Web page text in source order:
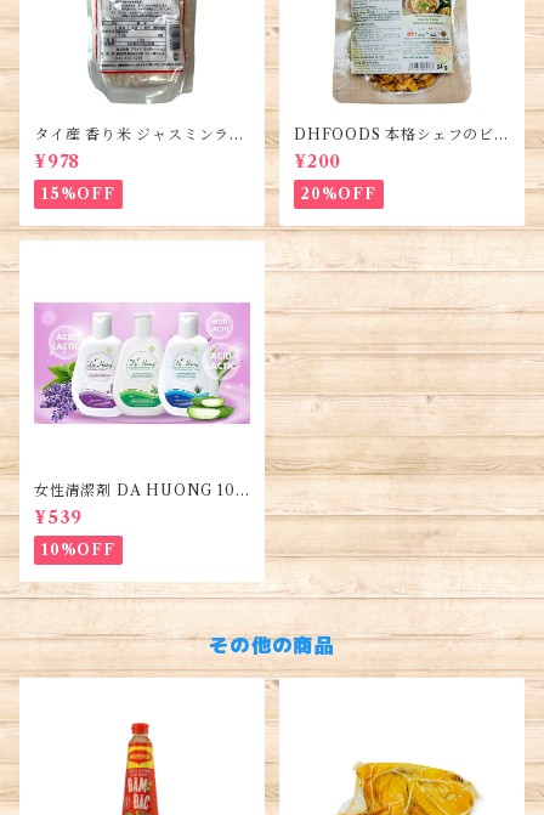
タイ産 香り米 ジャスミンライ
ス450g (2袋)・Thai Jasmine
Rice・Gao Thai
¥978
15%OFF
DHFOODS 本格シェフのビー
フフォーのセット・Gia Vị Ph
ở Bò Hà Nội
¥200
20%OFF
女性清潔剤 DA HUONG 100
ml 1本・Women's Cleanse
r・Dung dịch vệ sinh phụ n
ữ
¥539
10%OFF
その他の商品